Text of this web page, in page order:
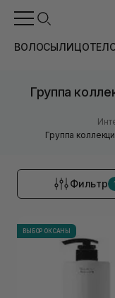
ВОЛОСЫЛИЦО
Группа
Группа
Фильтр 1
ВЫБОР ОКСАНЫ